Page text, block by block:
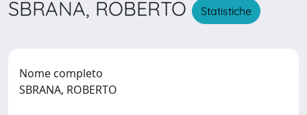
SBRANA, ROBERTO Statistiche
Nome completo
SBRANA, ROBERTO